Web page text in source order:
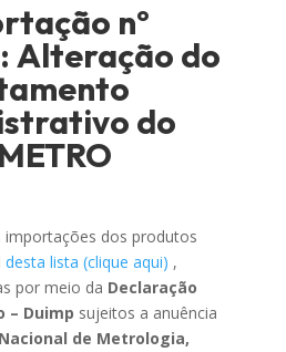
nº
Alteração do
do
importações dos produtos
desta lista (clique aqui) ,
por meio da Declaração
– Duimp sujeitos a anuência
de Metrologia,